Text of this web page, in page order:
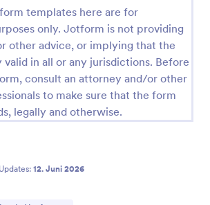
templates here are for
only. Jotform is not providing
other advice, or implying that the
valid in all or any jurisdictions. Before
consult an attorney and/or other
to make sure that the form
legally and otherwise.
12. Juni 2026
Vorlage verwenden
Vorschau